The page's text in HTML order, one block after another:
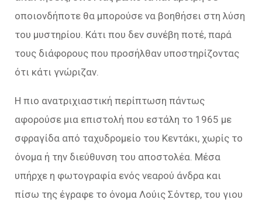
οποιονδήποτε θα μπορούσε να βοηθήσει στη λύση
του μυστηρίου. Κάτι που δεν συνέβη ποτέ, παρά
τους διάφορους που προσήλθαν υποστηρίζοντας
ότι κάτι γνώριζαν.
Η πιο ανατριχιαστική περίπτωση πάντως
αφορούσε μια επιστολή που εστάλη το 1965 με
σφραγίδα από ταχυδρομείο του Κεντάκι, χωρίς το
όνομα ή την διεύθυνση του αποστολέα. Μέσα
υπήρχε η φωτογραφία ενός νεαρού άνδρα και
πίσω της έγραφε το όνομα Λούις Σόντερ, του γιου